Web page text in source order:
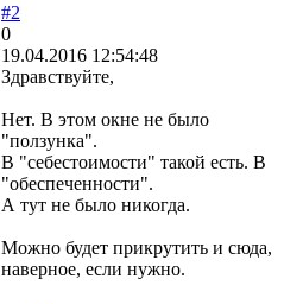
#2
0
19.04.2016 12:54:48
Здравствуйте,
Нет. В этом окне не было
"ползунка".
В "себестоимости" такой есть. В
"обеспеченности".
А тут не было никогда.
Можно будет прикрутить и сюда,
наверное, если нужно.